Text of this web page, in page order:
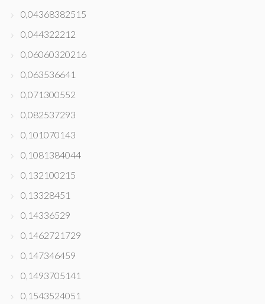
0,04368382515
0,044322212
0,06060320216
0,063536641
0,071300552
0,082537293
0,101070143
0,1081384044
0,132100215
0,13328451
0,14336529
0,1462721729
0,147346459
0,1493705141
0,1543524051